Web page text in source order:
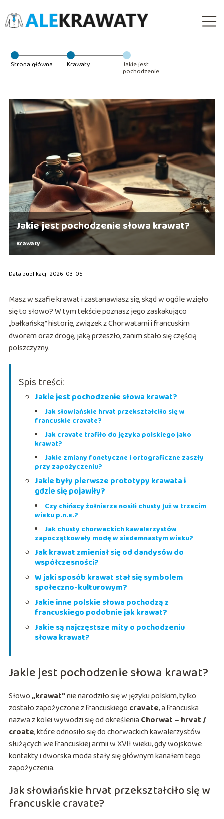
Strona główna Krawaty Jakie jest
pochodzenie
Jakie jest pochodzenie słowa krawat?
Krawaty
Data publikacji: 2026-03-05
Masz w szafie krawat i zastanawiasz się, skąd w ogóle wzięło
się to słowo? W tym tekście poznasz jego zaskakująco
„bałkańską” historię, związek z Chorwatami i francuskim
dworem oraz drogę, jaką przeszło, zanim stało się częścią
polszczyzny.
Spis treści:
Jakie jest pochodzenie słowa krawat?
Jak słowiańskie hrvat przekształciło się w
francuskie cravate?
Jak cravate trafiło do języka polskiego jako
krawat?
Jakie zmiany fonetyczne i ortograficzne zaszły
przy zapożyczeniu?
Jakie były pierwsze prototypy krawata i
gdzie się pojawiły?
Czy chińscy żołnierze nosili chusty już w trzecim
wieku p.n.e.?
Jak chusty chorwackich kawalerzystów
zapoczątkowały modę w siedemnastym wieku?
Jak krawat zmieniał się od dandysów do
współczesności?
W jaki sposób krawat stał się symbolem
społeczno-kulturowym?
Jakie inne polskie słowa pochodzą z
francuskiego podobnie jak krawat?
Jakie są najczęstsze mity o pochodzeniu
słowa krawat?
Jakie jest pochodzenie słowa krawat?
Słowo„krawat”nie narodziło się w języku polskim, tylko
zostało zapożyczone z francuskiego cravate, a francuska
nazwa z kolei wywodzi się od określenia Chorwat – hrvat /
croate, które odnosiło się do chorwackich kawalerzystów
służących we francuskiej armii w XVII wieku, gdy wojskowe
kontakty i dworska moda stały się głównym kanałem tego
zapożyczenia.
Jak słowiańskie hrvat przekształciło się w
francuskie cravate?